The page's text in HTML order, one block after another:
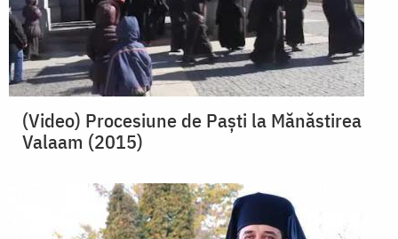
(Video) Procesiune de Paști la Mănăstirea
Valaam (2015)